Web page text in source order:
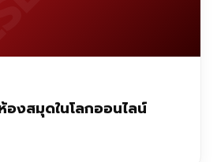
งสมุดในโลกออนไลน์